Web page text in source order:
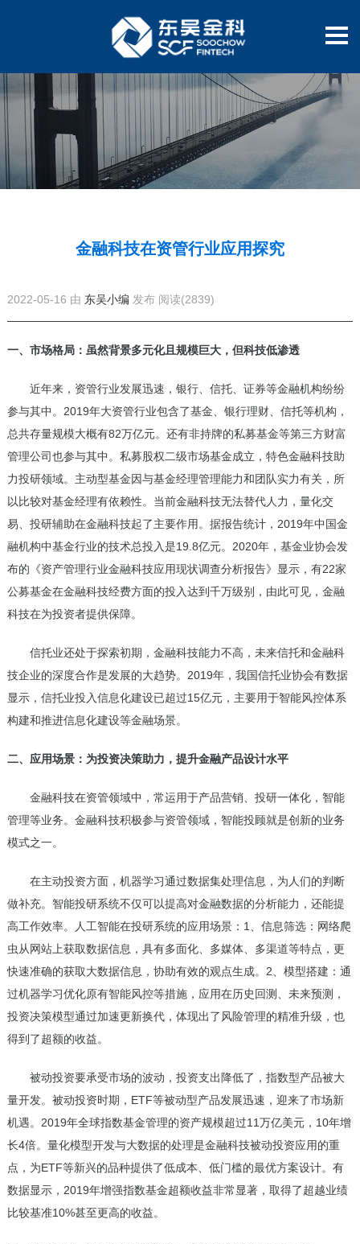
金融科技在资管行业应用探究
2022-05-16 由 东吴小编 发布 阅读(2839)
一、市场格局：虽然背景多元化且规模巨大，但科技低渗透
近年来，资管行业发展迅速，银行、信托、证券等金融机构纷纷
参与其中。2019年大资管行业包含了基金、银行理财、信托等机构，
总共存量规模大概有82万亿元。还有非持牌的私募基金等第三方财富
管理公司也参与其中。私募股权二级市场基金成立，特色金融科技助
力投研领域。主动型基金因与基金经理管理能力和团队实力有关，所
以比较对基金经理有依赖性。当前金融科技无法替代人力，量化交
易、投研辅助在金融科技起了主要作用。据报告统计，2019年中国金
融机构中基金行业的技术总投入是19.8亿元。2020年，基金业协会发
布的《资产管理行业金融科技应用现状调查分析报告》显示，有22家
公募基金在金融科技经费方面的投入达到千万级别，由此可见，金融
科技在为投资者提供保障。
信托业还处于探索初期，金融科技能力不高，未来信托和金融科
技企业的深度合作是发展的大趋势。2019年，我国信托业协会有数据
显示，信托业投入信息化建设已超过15亿元，主要用于智能风控体系
构建和推进信息化建设等金融场景。
二、应用场景：为投资决策助力，提升金融产品设计水平
金融科技在资管领域中，常运用于产品营销、投研一体化，智能
管理等业务。金融科技积极参与资管领域，智能投顾就是创新的业务
模式之一。
在主动投资方面，机器学习通过数据集处理信息，为人们的判断
做补充。智能投研系统不仅可以提高对金融数据的分析能力，还能提
高工作效率。人工智能在投研系统的应用场景：1、信息筛选：网络爬
虫从网站上获取数据信息，具有多面化、多媒体、多渠道等特点，更
快速准确的获取大数据信息，协助有效的观点生成。2、模型搭建：通
过机器学习优化原有智能风控等措施，应用在历史回测、未来预测，
投资决策模型通过加速更新换代，体现出了风险管理的精准升级，也
得到了超额的收益。
被动投资要承受市场的波动，投资支出降低了，指数型产品被大
量开发。被动投资时期，ETF等被动型产品发展迅速，迎来了市场新
机遇。2019年全球指数基金管理的资产规模超过11万亿美元，10年增
长4倍。量化模型开发与大数据的处理是金融科技被动投资应用的重
点，为ETF等新兴的品种提供了低成本、低门槛的最优方案设计。有
数据显示，2019年增强指数基金超额收益非常显著，取得了超越业绩
比较基准10%甚至更高的收益。